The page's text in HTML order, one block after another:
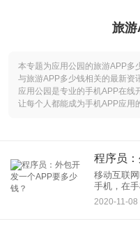
旅
本专题为应用公园的旅游APP多
与旅游APP多少钱相关的最新资
应用公园是专业的手机APP在线
让每个人都能成为手机APP应用
程序员
移动互联
手机，在
件。这些
码一码的
2020-11-08